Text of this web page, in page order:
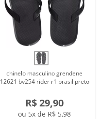
chinelo masculino grendene
12621 bv254 rider r1 brasil preto
R$ 29,90
ou 5x de R$ 5,98